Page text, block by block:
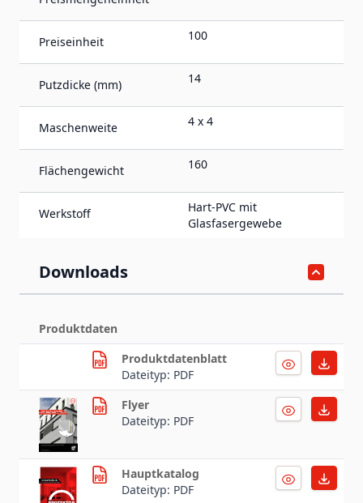
Preiseinheit 100
Putzdicke (mm) 14
Maschenweite 4 x 4
Flächengewicht 160
Werkstoff
Hart-PVC mit
Glasfasergewebe
Downloads
Produktdaten
Produktdatenblatt
Dateityp: PDF
Flyer
Dateityp: PDF
Hauptkatalog
Dateityp: PDF